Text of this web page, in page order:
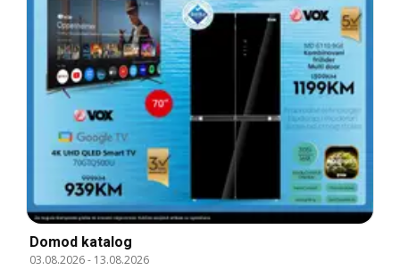
Domod katalog
03.08.2026- 13.08.2026